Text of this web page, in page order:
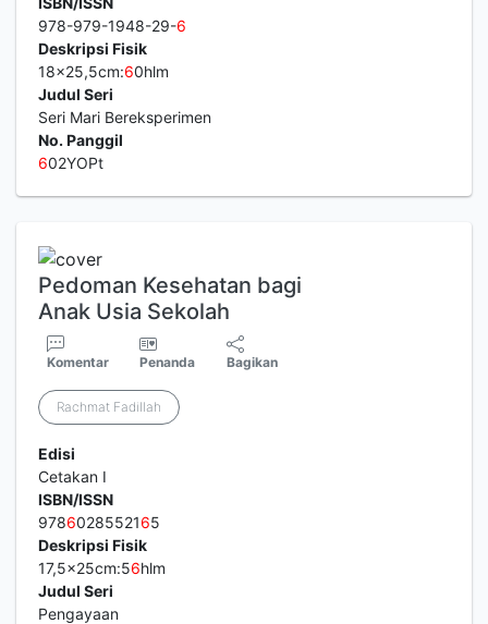
978-979-1948-29-6
Deskripsi Fisik
18x25,5cm:60hlm
Judul Seri
Seri Mari Bereksperimen
No. Panggil
602YOPt
Pedoman Kesehatan bagi
Anak Usia Sekolah
Komentar Penanda Bagikan
Rachmat Fadillah
Edisi
Cetakan I
ISBN/ISSN
9786028552165
Deskripsi Fisik
17,5x25cm:56hlm
Judul Seri
Pengayaan